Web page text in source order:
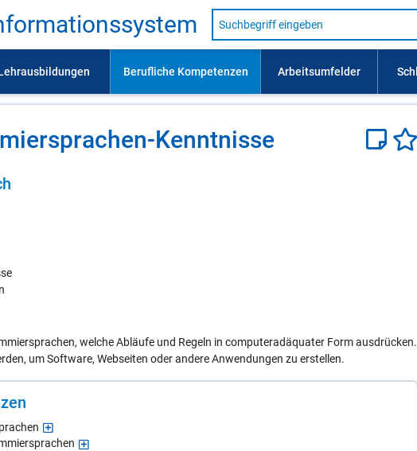
Suche
nach
Lehrausbildung,
usw.
Kennt­nis­se
welche Abläufe und Regeln in computeradäquater Form ausdrücken.
um Software, Webseiten oder andere Anwendungen zu erstellen.